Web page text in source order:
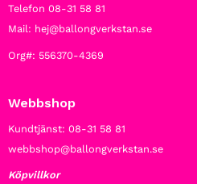
Telefon 08-31 58 81
Mail: hej@ballongverkstan.se
Org#: 556370-4369
Webbshop
Kundtjänst: 08-31 58 81
webbshop@ballongverkstan.se
Köpvillkor